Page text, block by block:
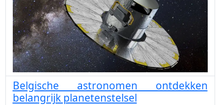
Belgische astronomen ontdekken
belangrijk planetenstelsel